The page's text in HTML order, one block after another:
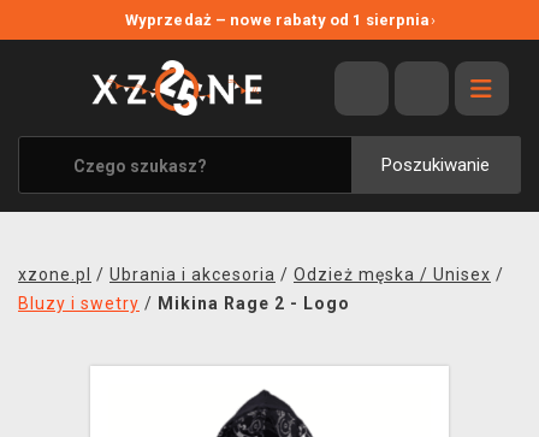
Wyprzedaż – nowe rabaty od 1 sierpnia›
Poszukiwanie
WYPRZEDAŻ
WSZYSTKIE MARKI
XZONE ORIGINALS
UBRANIA I AKCESORIA
SOUNDTRACKI
xzone.pl / Ubrania i akcesoria / Odzież męska / Unisex /
Bluzy i swetry / Mikina Rage 2 - Logo